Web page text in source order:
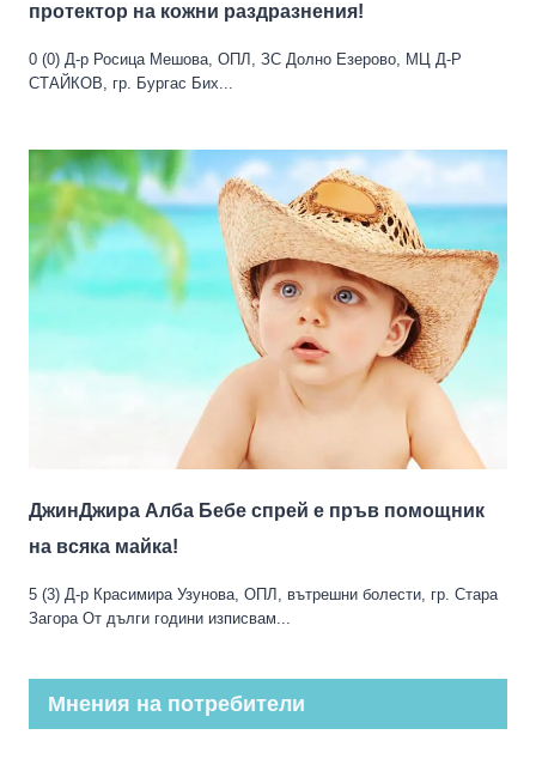
протектор на кожни раздразнения!
0 (0) Д-р Росица Мешова, ОПЛ, ЗС Долно Езерово, МЦ Д-Р
СТАЙКОВ, гр. Бургас Бих...
ДжинДжира Алба Бебе спрей е пръв помощник
на всяка майка!
5 (3) Д-р Красимира Узунова, ОПЛ, вътрешни болести, гр. Стара
Загора От дълги години изписвам...
Мнения на потребители